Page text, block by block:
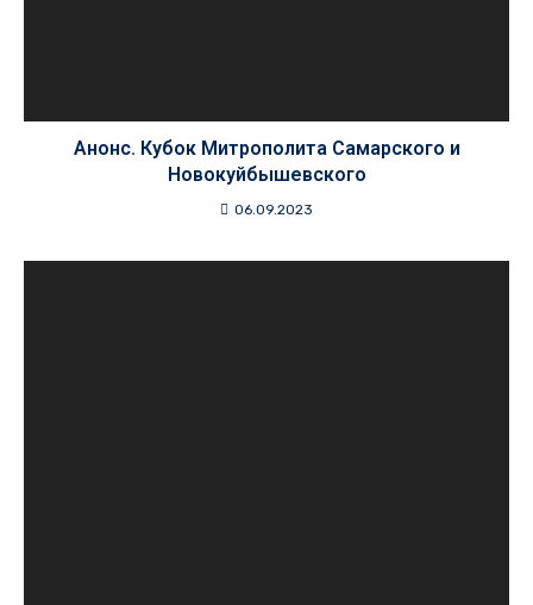
Анонс. Кубок Митрополита Самарского и
Новокуйбышевского
06.09.2023